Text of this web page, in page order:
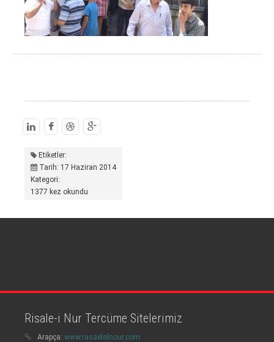
Etiketler:
Tarih: 17 Haziran 2014
Kategori:
1377 kez okundu
Risale-i Nur Tercüme Sitelerimiz
Arapça: www.rasaelalnour.com